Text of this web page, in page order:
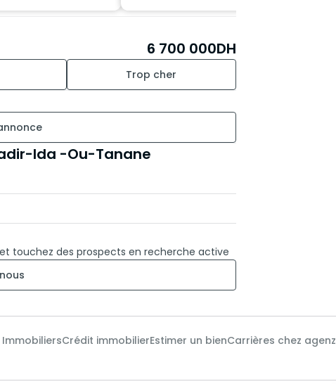
6 700 000DH
Trop cher
Ida -Ou-Tanane
touchez des prospects en recherche active
ImmobiliersCrédit immobilierEstimer un bienCarrières chez agenz